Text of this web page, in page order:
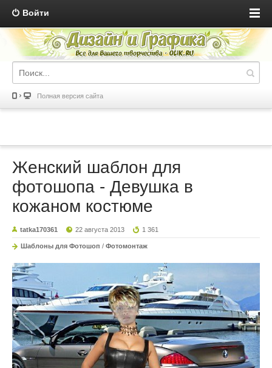
Войти
Полная версия сайта
Женский шаблон для
фотошопа - Девушка в
кожаном костюме
tatka170361 22 августа 2013 1 361
Шаблоны для Фотошоп / Фотомонтаж